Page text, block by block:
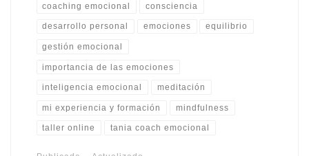
coaching emocional consciencia
desarrollo personal emociones equilibrio
gestión emocional
importancia de las emociones
inteligencia emocional meditación
mi experiencia y formación mindfulness
taller online tania coach emocional